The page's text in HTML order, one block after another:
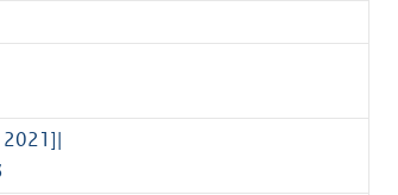
2021]|